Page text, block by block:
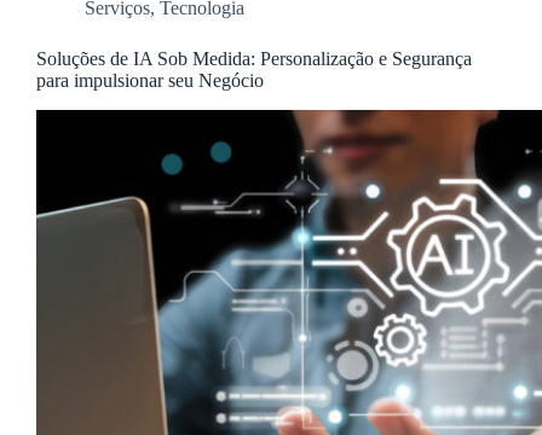
Serviços, Tecnologia
Soluções de IA Sob Medida: Personalização e Segurança
para impulsionar seu Negócio